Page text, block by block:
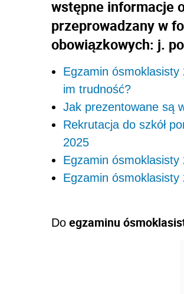
wstępne informacje
przeprowadzany w
obowiązkowych: j.
Egzamin ósmoklasisty
im trudność?
Jak prezentowane są
Rekrutacja do szkół
2025
Egzamin
Egzamin
Do egzaminu